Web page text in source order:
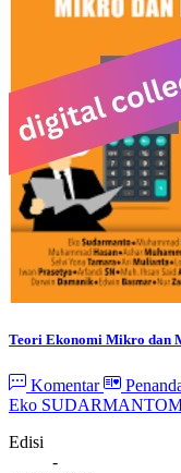
Teori Ekonomi Mikro dan
Komentar
Eko SUDARMANTO
Edisi
-